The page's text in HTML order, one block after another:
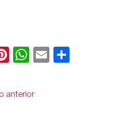
Pinterest
WhatsApp
Email
anterior